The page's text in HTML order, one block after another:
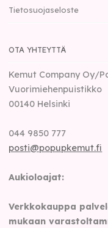
Tietosuojaseloste
OTA YHTEYTTÄ
Kemut Company Oy/
Vuorimiehenpuistikko
00140 Helsinki
044 9850 777
posti@popupkemut.fi
Aukioloajat:
Verkkokauppa
mukaan